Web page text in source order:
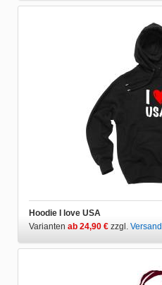
Hoodie I love USA
Varianten ab 24,90 € zzgl. Versand